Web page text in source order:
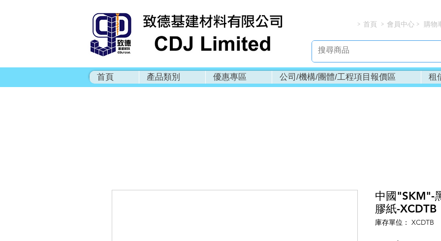
> > >
首頁 會員中心 購物
首頁 產品類別 優惠專區 公司/機構/團體/工程項目報價區 租
中國"SKM"-
膠紙-XCDTB
庫存單位： XCDTB